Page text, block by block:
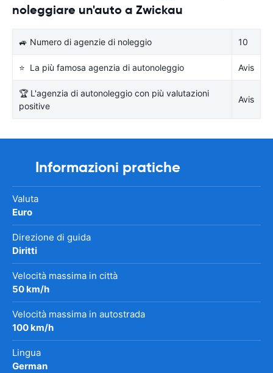
noleggiare un'auto a Zwickau
🚙 Numero di agenzie di noleggio 10
⭐ La più famosa agenzia di autonoleggio Avis
🏆 L'agenzia di autonoleggio con più valutazioni
positive
Avis
Informazioni pratiche
Valuta
Euro
Direzione di guida
Diritti
Velocità massima in città
50 km/h
Velocità massima in autostrada
100 km/h
Lingua
German